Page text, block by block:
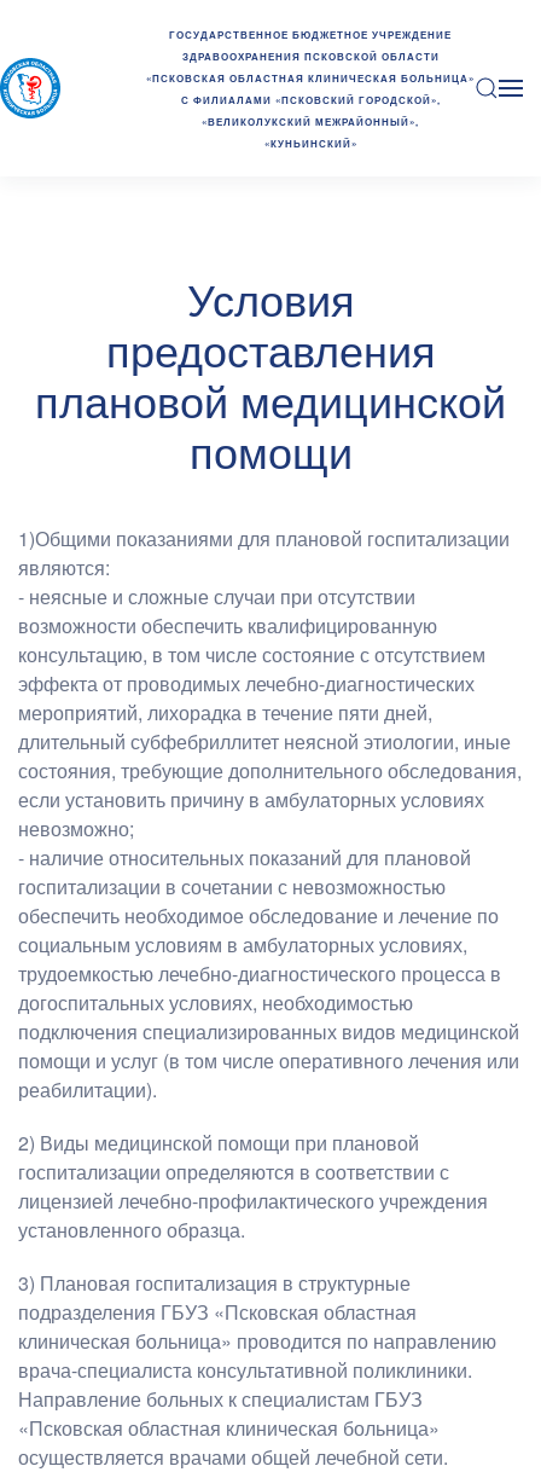
ГОСУДАРСТВЕННОЕ БЮДЖЕТНОЕ УЧРЕЖДЕНИЕ
ЗДРАВООХРАНЕНИЯ ПСКОВСКОЙ ОБЛАСТИ
«ПСКОВСКАЯ ОБЛАСТНАЯ КЛИНИЧЕСКАЯ БОЛЬНИЦА»
С ФИЛИАЛАМИ «ПСКОВСКИЙ ГОРОДСКОЙ»,
«ВЕЛИКОЛУКСКИЙ МЕЖРАЙОННЫЙ»,
«КУНЬИНСКИЙ»
Условия
предоставления
плановой медицинской
помощи
1)Общими показаниями для плановой госпитализации
являются:
- неясные и сложные случаи при отсутствии
возможности обеспечить квалифицированную
консультацию, в том числе состояние с отсутствием
эффекта от проводимых лечебно-диагностических
мероприятий, лихорадка в течение пяти дней,
длительный субфебриллитет неясной этиологии, иные
состояния, требующие дополнительного обследования,
если установить причину в амбулаторных условиях
невозможно;
- наличие относительных показаний для плановой
госпитализации в сочетании с невозможностью
обеспечить необходимое обследование и лечение по
социальным условиям в амбулаторных условиях,
трудоемкостью лечебно-диагностического процесса в
догоспитальных условиях, необходимостью
подключения специализированных видов медицинской
помощи и услуг (в том числе оперативного лечения или
реабилитации).
2) Виды медицинской помощи при плановой
госпитализации определяются в соответствии с
лицензией лечебно-профилактического учреждения
установленного образца.
3) Плановая госпитализация в структурные
подразделения ГБУЗ «Псковская областная
клиническая больница» проводится по направлению
врача-специалиста консультативной поликлиники.
Направление больных к специалистам ГБУЗ
«Псковская областная клиническая больница»
осуществляется врачами общей лечебной сети.